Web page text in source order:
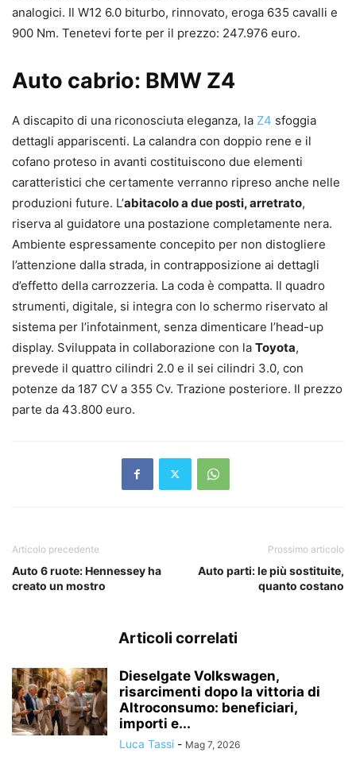
analogici. Il W12 6.0 biturbo, rinnovato, eroga 635 cavalli e
900 Nm. Tenetevi forte per il prezzo: 247.976 euro.
Auto cabrio: BMW Z4
A discapito di una riconosciuta eleganza, la Z4 sfoggia
dettagli appariscenti. La calandra con doppio rene e il
cofano proteso in avanti costituiscono due elementi
caratteristici che certamente verranno ripreso anche nelle
produzioni future. L’abitacolo a due posti, arretrato,
riserva al guidatore una postazione completamente nera.
Ambiente espressamente concepito per non distogliere
l’attenzione dalla strada, in contrapposizione ai dettagli
d’effetto della carrozzeria. La coda è compatta. Il quadro
strumenti, digitale, si integra con lo schermo riservato al
sistema per l’infotainment, senza dimenticare l’head-up
display. Sviluppata in collaborazione con la Toyota,
prevede il quattro cilindri 2.0 e il sei cilindri 3.0, con
potenze da 187 CV a 355 Cv. Trazione posteriore. Il prezzo
parte da 43.800 euro.
Articolo precedente
Auto 6 ruote: Hennessey ha
creato un mostro
Prossimo articolo
Auto parti: le più sostituite,
quanto costano
Articoli correlati
Dieselgate Volkswagen,
risarcimenti dopo la vittoria di
Altroconsumo: beneficiari,
importi e...
Luca Tassi - Mag 7, 2026